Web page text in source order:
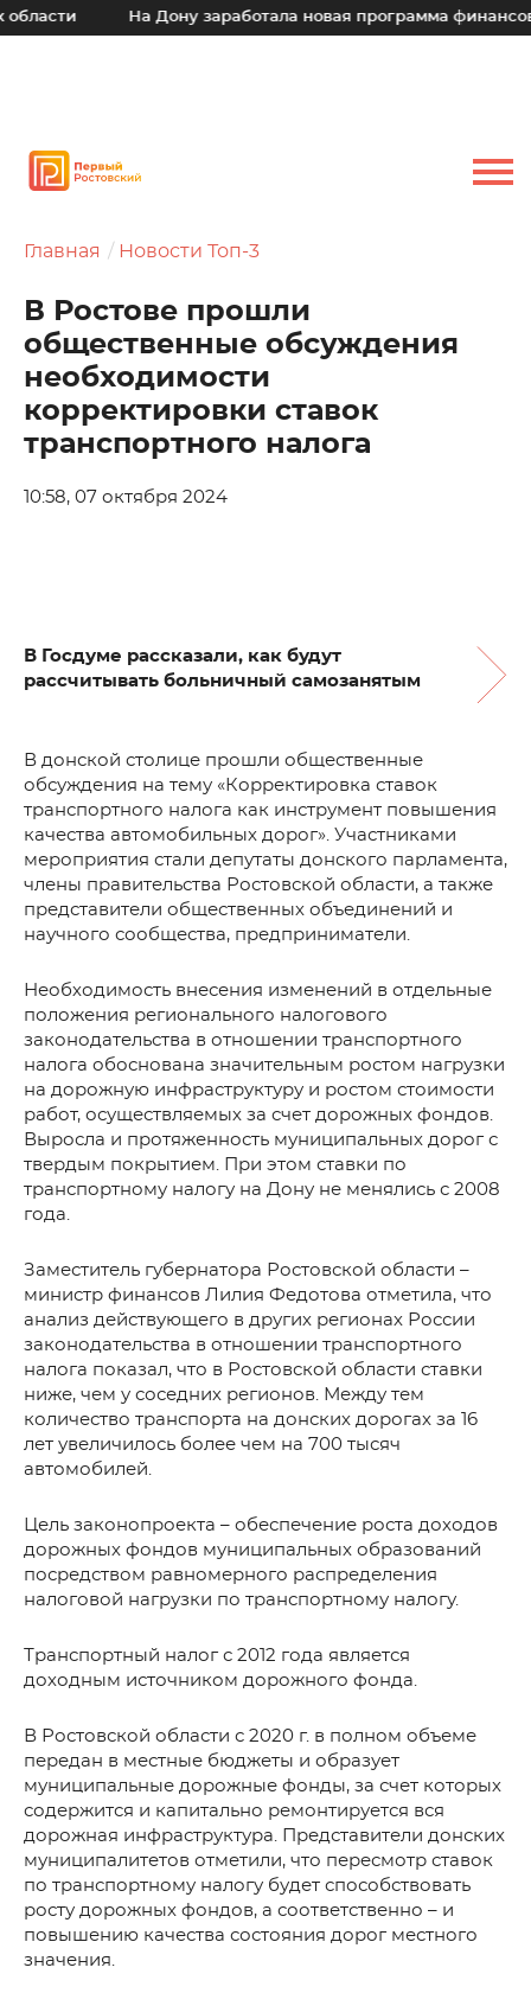
На Дону заработала новая программа
Главная Новости Топ-3
В Ростове прошли
общественные обсуждения
необходимости
корректировки ставок
транспортного налога
10:58, 07 октября 2024
В Госдуме рассказали, как будут
рассчитывать больничный самозанятым
В донской столице прошли общественные
обсуждения на тему «Корректировка ставок
транспортного налога как инструмент повышения
качества автомобильных дорог». Участниками
мероприятия стали депутаты донского парламента,
члены правительства Ростовской области, а также
представители общественных объединений и
научного сообщества, предприниматели.
Необходимость внесения изменений в отдельные
положения регионального налогового
законодательства в отношении транспортного
налога обоснована значительным ростом нагрузки
на дорожную инфраструктуру и ростом стоимости
работ, осуществляемых за счет дорожных фондов.
Выросла и протяженность муниципальных дорог с
твердым покрытием. При этом ставки по
транспортному налогу на Дону не менялись с 2008
года.
Заместитель губернатора Ростовской области –
министр финансов Лилия Федотова отметила, что
анализ действующего в других регионах России
законодательства в отношении транспортного
налога показал, что в Ростовской области ставки
ниже, чем у соседних регионов. Между тем
количество транспорта на донских дорогах за 16
лет увеличилось более чем на 700 тысяч
автомобилей.
Цель законопроекта – обеспечение роста доходов
дорожных фондов муниципальных образований
посредством равномерного распределения
налоговой нагрузки по транспортному налогу.
Транспортный налог с 2012 года является
доходным источником дорожного фонда.
В Ростовской области с 2020 г. в полном объеме
передан в местные бюджеты и образует
муниципальные дорожные фонды, за счет которых
содержится и капитально ремонтируется вся
дорожная инфраструктура. Представители донских
муниципалитетов отметили, что пересмотр ставок
по транспортному налогу будет способствовать
росту дорожных фондов, а соответственно – и
повышению качества состояния дорог местного
значения.